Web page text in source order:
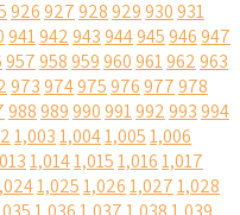
926927928929930931
941942943944945946947
957958959960961962963
973974975976977978
988989990991992993994
1,0031,0041,0051,006
1,0141,0151,0161,017
1,0251,0261,0271,028